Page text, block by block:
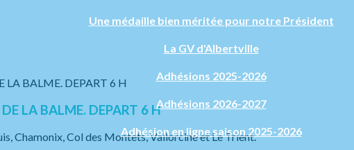
Une médaille bien méritée pour notre Président
La GV d'Albertville
Adhésions 2025-2026
Adhésions 2026-2027
Adhésion en ligne saison 2025-2026
LA BALME. DEPART 6 H
Chamonix, Col des Montets, Vallorcine et Le Trient.